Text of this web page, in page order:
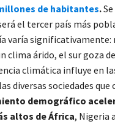
de habitantes.
el tercer país más
varía significativamente:
clima árido, el sur goza
climática influye en
diversas sociedades
demográfico
altos de África, Nigeria